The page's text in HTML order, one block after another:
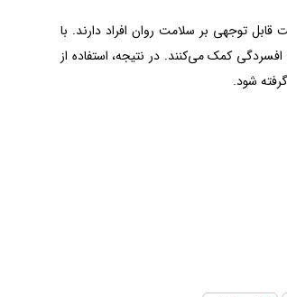
توجهی بر سلامت روان افراد دارند. با
کمک می‌کنند. در نتیجه، استفاده از
شود.